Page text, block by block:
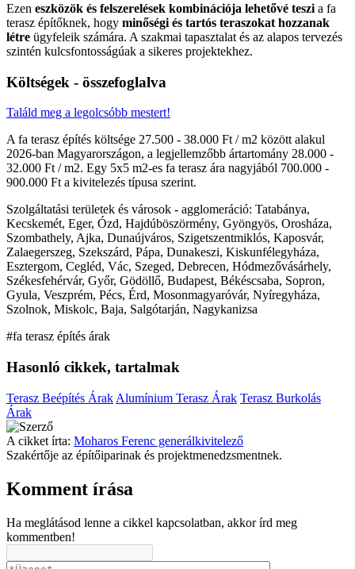
Ezen eszközök és felszerelések kombinációja lehetővé teszi a fa
terasz építőknek, hogy minőségi és tartós teraszokat hozzanak
létre ügyfeleik számára. A szakmai tapasztalat és az alapos tervezés
szintén kulcsfontosságúak a sikeres projektekhez.
Költségek - összefoglalva
Találd meg a legolcsóbb mestert!
A fa terasz építés költsége 27.500 - 38.000 Ft / m2 között alakul
2026-ban Magyarországon, a legjellemzőbb ártartomány 28.000 -
32.000 Ft / m2. Egy 5x5 m2-es fa terasz ára nagyjából 700.000 -
900.000 Ft a kivitelezés típusa szerint.
Szolgáltatási területek és városok - agglomeráció: Tatabánya,
Kecskemét, Eger, Ózd, Hajdúböszörmény, Gyöngyös, Orosháza,
Szombathely, Ajka, Dunaújváros, Szigetszentmiklós, Kaposvár,
Zalaegerszeg, Szekszárd, Pápa, Dunakeszi, Kiskunfélegyháza,
Esztergom, Cegléd, Vác, Szeged, Debrecen, Hódmezővásárhely,
Székesfehérvár, Győr, Gödöllő, Budapest, Békéscsaba, Sopron,
Gyula, Veszprém, Pécs, Érd, Mosonmagyaróvár, Nyíregyháza,
Szolnok, Miskolc, Baja, Salgótarján, Nagykanizsa
#fa terasz építés árak
Hasonló cikkek, tartalmak
Terasz Beépítés Árak Alumínium Terasz Árak Terasz Burkolás
Árak
A cikket írta: Moharos Ferenc generálkivitelező
Szakértője az építőiparinak és projektmenedzsmentnek.
Komment írása
Ha meglátásod lenne a cikkel kapcsolatban, akkor írd meg
kommentben!